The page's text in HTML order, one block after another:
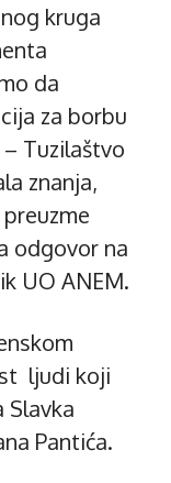
kruga
da
za borbu
Tuzilaštvo
znanja,
odgovor na
UO ANEM.
ljudi koji
Slavka
Pantića.